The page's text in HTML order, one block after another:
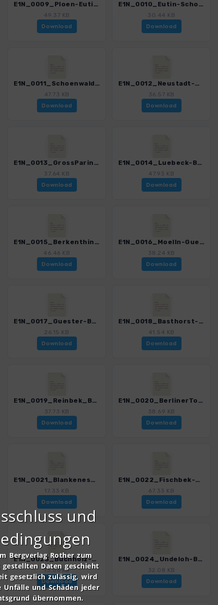
E1N_0009_Ploen-Eutin_4551_2.gpx
49.37 KB
Download
E1N_0010_Eutin-Schoenwalde_4551_2.gpx
30.44 KB
Download
E1N_0011_Schoenwalde-Neustadt_4551_2.gpx
47.73 KB
Download
E1N_0012_Neustadt-GrossParin_4551_2.gpx
36.57 KB
Download
E1N_0013_GrossParin-Luebeck_4551_2.gpx
37.64 KB
Download
E1N_0014_Luebeck-Berkenthin_4551_2.gpx
47.93 KB
Download
E1N_0015_Berkenthin_Moelln_4551_2.gpx
46.46 KB
Download
E1N_0016_Moelln-Guester_4551_2.gpx
38.24 KB
Download
E1N_0017_Guester-Basthorst_4551_2.gpx
26.15 KB
Download
E1N_0018_Basthorst-Reinbek_4551_2.gpx
41.54 KB
Download
E1N_0019_Reinbek_BerlinerTor_4551_2.gpx
37.73 KB
Download
E1N_0020_BerlinerTor-Blankenese_4551_2.gpx
38.69 KB
Download
E1N_0021_Blankenese-Fischbek_4551_2.gpx
17.33 KB
Download
E1N_0022_Fischbek-Buchholz_4551_2.gpx
67.33 KB
Download
E1N_0023_Buchholz-Undeloh_4551_2.gpx
73.56 KB
Download
E1N_0024_Undeloh-Bispingen_4551_2.gpx
32.08 KB
Download
und
Bergverlag Rother zum
Daten geschieht
gesetzlich zulässig, wird
und Schäden jeder
übernommen.